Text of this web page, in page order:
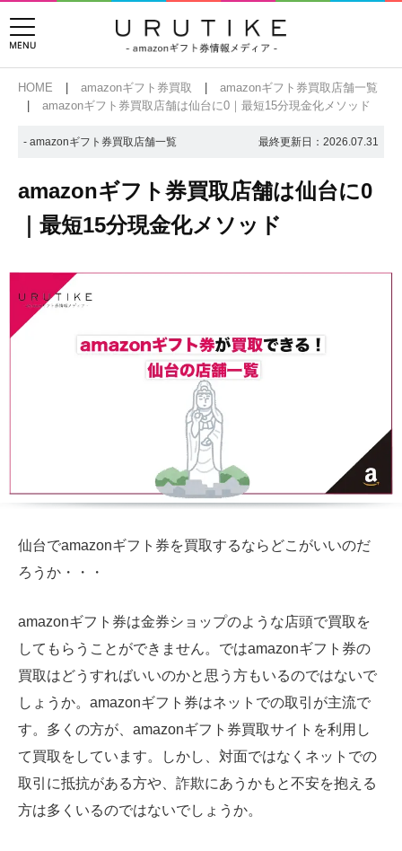
HOME amazonギフト券買取
amazonギフト券買取店舗一覧
amazonギフト券買取店舗は仙台に0｜最短15分現金化メソッド
- amazonギフト券買取店舗一覧 最終更新日： 2026.07.31
amazonギフト券買取店舗は仙台に0
｜最短15分現金化メソッド
仙台でamazonギフト券を買取するならどこがいいのだ
ろうか・・・
amazonギフト券は金券ショップのような店頭で買取を
してもらうことができません。ではamazonギフト券の
買取はどうすればいいのかと思う方もいるのではないで
しょうか。amazonギフト券はネットでの取引が主流で
す。多くの方が、amazonギフト券買取サイトを利用し
て買取をしています。しかし、対面ではなくネットでの
取引に抵抗がある方や、詐欺にあうかもと不安を抱える
方は多くいるのではないでしょうか。